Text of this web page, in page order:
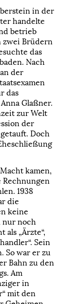
in der
handelte
betrieb
zwei Brüdern
das
Nach
der
das
Glaßner.
zur Welt
der
Doch
kamen,
1938
die
keine
nur noch
„Ärzte“,
Sein
So war er zu
Bahn zu den
Am
in
mit den